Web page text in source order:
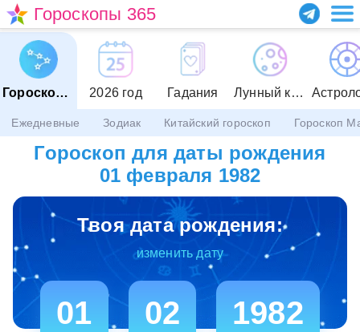
Гороскопы 365
Гороскопы 2026 год Гадания Лунный календарь
Ежедневные Зодиак Китайский гороскоп Гороскоп
Гороскоп для даты рождения
01 февраля 1982
Твоя дата рождения:
изменить дату
01 02 1982